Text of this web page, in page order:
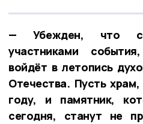
— Убежден, что
участниками
войдёт в летопись
Отечества. Пусть
году, и памятник,
сегодня, станут не